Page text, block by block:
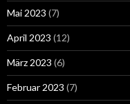
Mai 2023 (7)
April 2023 (12)
März 2023 (6)
Februar 2023 (7)